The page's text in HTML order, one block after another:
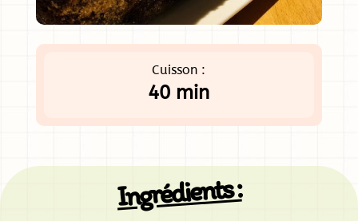
Cuisson :
40 min
Ingrédients :